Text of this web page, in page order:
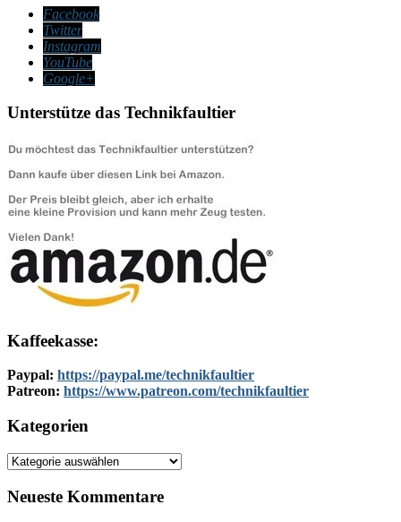
Facebook
Twitter
Instagram
YouTube
Google+
Unterstütze das Technikfaultier
Kaffeekasse:
Paypal: https://paypal.me/technikfaultier
Patreon: https://www.patreon.com/technikfaultier
Kategorien
Kategorien
Neueste Kommentare